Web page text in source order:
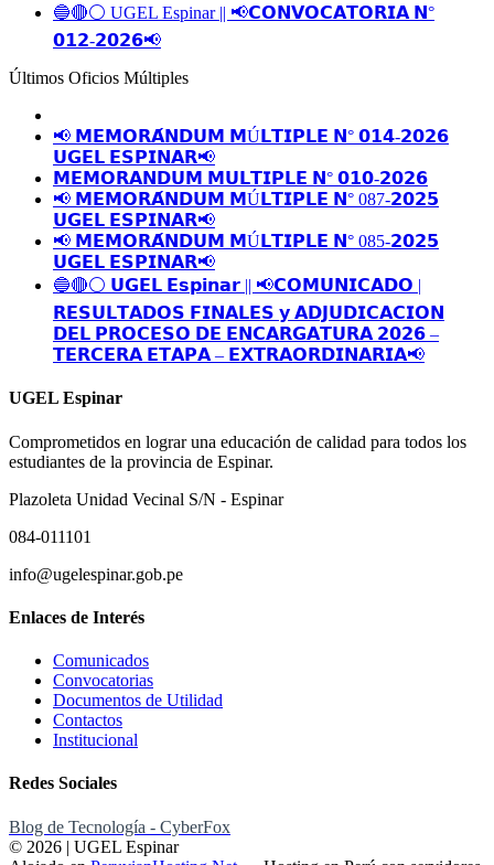
🔵🔴⚪️ UGEL Espinar || 📢𝗖𝗢𝗡𝗩𝗢𝗖𝗔𝗧𝗢𝗥𝗜𝗔 𝗡°
𝟬𝟭𝟮-𝟮𝟬𝟮𝟲📢
Últimos Oficios Múltiples
📢 𝗠𝗘𝗠𝗢𝗥𝗔́𝗡𝗗𝗨𝗠 𝗠Ú𝗟𝗧𝗜𝗣𝗟𝗘 𝗡° 𝟬𝟭𝟰-𝟮𝟬𝟮𝟲
𝗨𝗚𝗘𝗟 𝗘𝗦𝗣𝗜𝗡𝗔𝗥📢
𝗠𝗘𝗠𝗢𝗥𝗔𝗡𝗗𝗨𝗠 𝗠𝗨𝗟𝗧𝗜𝗣𝗟𝗘 𝗡° 𝟬𝟭𝟬-𝟮𝟬𝟮𝟲
📢 𝗠𝗘𝗠𝗢𝗥𝗔́𝗡𝗗𝗨𝗠 𝗠Ú𝗟𝗧𝗜𝗣𝗟𝗘 𝗡° 087-𝟮𝟬𝟮𝟱
𝗨𝗚𝗘𝗟 𝗘𝗦𝗣𝗜𝗡𝗔𝗥📢
📢 𝗠𝗘𝗠𝗢𝗥𝗔́𝗡𝗗𝗨𝗠 𝗠Ú𝗟𝗧𝗜𝗣𝗟𝗘 𝗡° 085-𝟮𝟬𝟮𝟱
𝗨𝗚𝗘𝗟 𝗘𝗦𝗣𝗜𝗡𝗔𝗥📢
🔵🔴⚪️ 𝗨𝗚𝗘𝗟 𝗘𝘀𝗽𝗶𝗻𝗮𝗿 || 📢𝗖𝗢𝗠𝗨𝗡𝗜𝗖𝗔𝗗𝗢 |
𝗥𝗘𝗦𝗨𝗟𝗧𝗔𝗗𝗢𝗦 𝗙𝗜𝗡𝗔𝗟𝗘𝗦 𝘆 𝗔𝗗𝗝𝗨𝗗𝗜𝗖𝗔𝗖𝗜𝗢𝗡
𝗗𝗘𝗟 𝗣𝗥𝗢𝗖𝗘𝗦𝗢 𝗗𝗘 𝗘𝗡𝗖𝗔𝗥𝗚𝗔𝗧𝗨𝗥𝗔 𝟮𝟬𝟮𝟲 –
𝗧𝗘𝗥𝗖𝗘𝗥𝗔 𝗘𝗧𝗔𝗣𝗔 – 𝗘𝗫𝗧𝗥𝗔𝗢𝗥𝗗𝗜𝗡𝗔𝗥𝗜𝗔📢
UGEL Espinar
Comprometidos en lograr una educación de calidad para todos los
estudiantes de la provincia de Espinar.
Plazoleta Unidad Vecinal S/N - Espinar
084-011101
info@ugelespinar.gob.pe
Enlaces de Interés
Comunicados
Convocatorias
Documentos de Utilidad
Contactos
Institucional
Redes Sociales
Blog de Tecnología - CyberFox
© 2026 | UGEL Espinar